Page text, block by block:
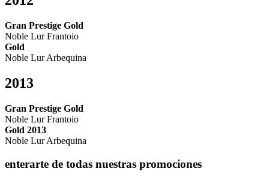
Gran Prestige Gold
Noble Lur Frantoio
Gold
Noble Lur Arbequina
2013
Gran Prestige Gold
Noble Lur Frantoio
Gold 2013
Noble Lur Arbequina
enterarte de todas nuestras promociones